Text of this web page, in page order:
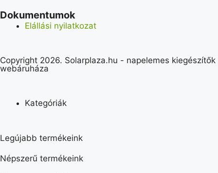
Dokumentumok
Elállási nyilatkozat
Copyright 2026. Solarplaza.hu - napelemes kiegészítők
webáruháza
Kategóriák
Legújabb termékeink
Népszerű termékeink